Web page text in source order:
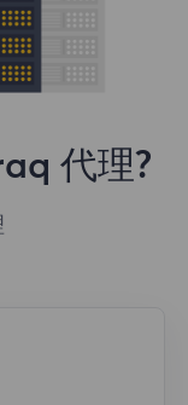
代理?